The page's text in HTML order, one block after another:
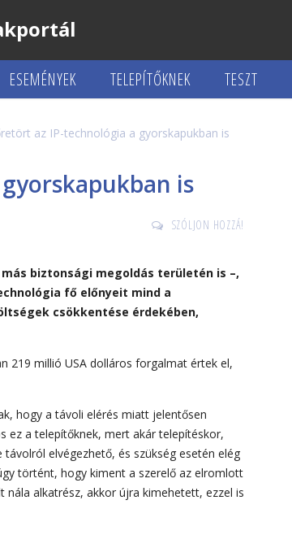
ESEMÉNYEK TELEPÍTŐKNEK TESZT
az IP-technológia a gyorskapukban is
is
SZÓLJON HOZZÁ!
biztonsági megoldás területén is –,
fő előnyeit mind a
csökkentése érdekében,
219 millió USA dolláros forgalmat értek el,
hogy a távoli elérés miatt jelentősen
ez a telepítőknek, mert akár telepítéskor,
elvégezhető, és szükség esetén elég
történt, hogy kiment a szerelő az elromlott
alkatrész, akkor újra kimehetett, ezzel is